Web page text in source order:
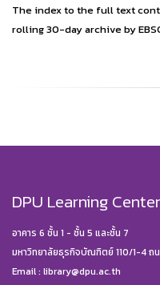
The index to the full text
rolling 30-day archive by
DPU Learning
อาคาร 6 ชั้น 1 - ชั้น 5 และชั้น 7
มหาวิทยาลัยธุรกิจบัณฑิตย์ 110/1-4 ถ
Email : library@dpu.ac.th